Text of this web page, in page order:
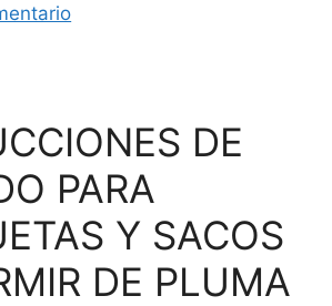
DE
PARA
Y SACOS
DE PLUMA